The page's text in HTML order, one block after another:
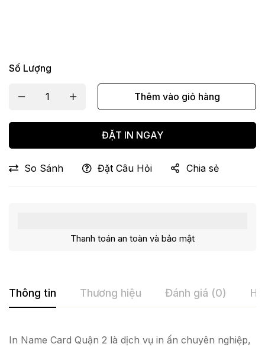
Số Lượng
Thêm vào giỏ hàng
ĐẶT IN NGAY
So Sánh Đặt Câu Hỏi Chia sẻ
Thanh toán an toàn và bảo mật
Thông tin Thương hiệu Đánh giá (0)
In Name Card Quận 2 là dịch vụ in ấn chuyên nghiệp,